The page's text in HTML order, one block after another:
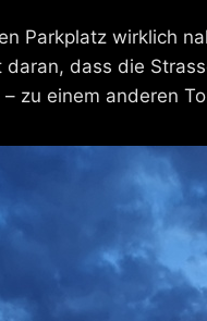
Parkplatz wirklich
daran, dass die
zu einem anderen